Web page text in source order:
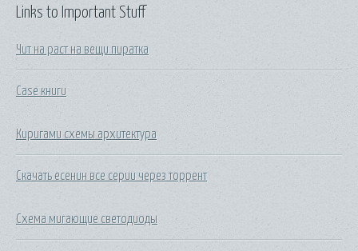
Links to Important Stuff
Чит на раст на вещи пиратка
Case книги
Киригами схемы архитектура
Скачать есенин все серии через торрент
Схема мигающие светодиоды